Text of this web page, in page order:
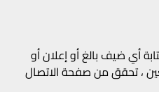
أي ضيف بالغ أو إعلان أو
، تحقق من صفحة الاتصال